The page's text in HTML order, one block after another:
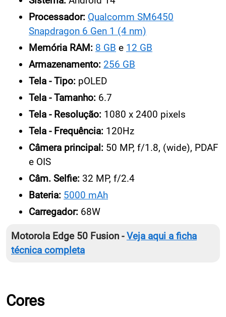
Processador: Qualcomm SM6450
Snapdragon 6 Gen 1 (4 nm)
Memória RAM: 8 GB e 12 GB
Armazenamento: 256 GB
Tela - Tipo: pOLED
Tela - Tamanho: 6.7
Tela - Resolução: 1080 x 2400 pixels
Tela - Frequência: 120Hz
Câmera principal: 50 MP, f/1.8, (wide), PDAF
e OIS
Câm. Selfie: 32 MP, f/2.4
Bateria: 5000 mAh
Carregador: 68W
Motorola Edge 50 Fusion -Veja aqui a ficha
técnica completa
Cores